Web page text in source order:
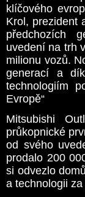
klíčového
Krol, prezident
předchozích
uvedení na trh
milionu vozů.
generací a
technologiím
Evropě“
Mitsubishi
průkopnické
od svého
prodalo 200
si odvezlo
a technologii